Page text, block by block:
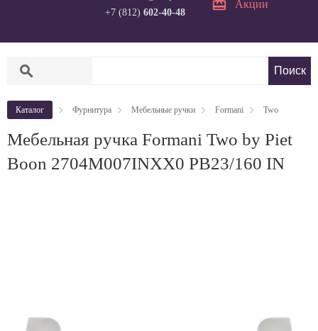
+7 (812) 602-40-48
Акции
search
Каталог Фурнитура Мебельные ручки Formani Two
Мебельная ручка Formani Two by Piet
Boon 2704M007INXX0 PB23/160 IN